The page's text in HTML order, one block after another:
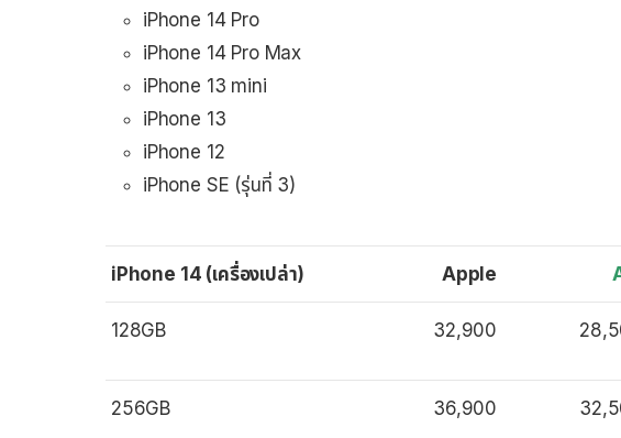
iPhone 14 Pro
iPhone 14 Pro Max
iPhone 13 mini
iPhone 13
iPhone 12
iPhone SE (รุ่นที่ 3)
iPhone 14 (เครื่องเปล่า) Apple
128GB 32,900
256GB 36,900